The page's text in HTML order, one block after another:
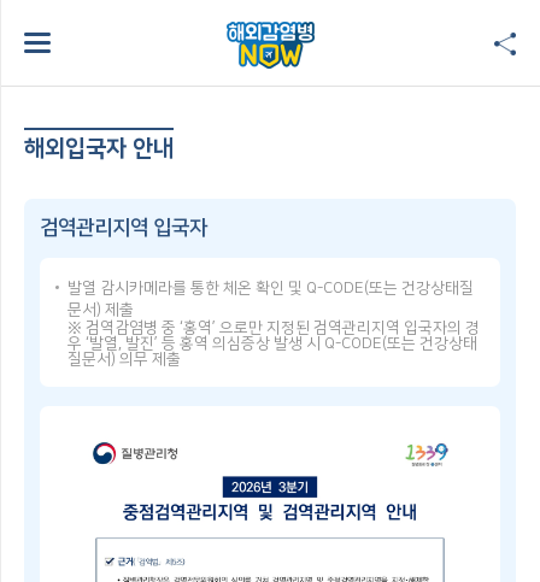
해외입국자 안내
검역관리지역 입국자
발열 감시카메라를 통한 체온 확인 및 Q-CODE(또는 건강상태질
문서) 제출
※ 검역감염병 중 ‘홍역’ 으로만 지정된 검역관리지역 입국자의 경
우 ‘발열, 발진’ 등 홍역 의심증상 발생 시 Q-CODE(또는 건강상태
질문서) 의무 제출